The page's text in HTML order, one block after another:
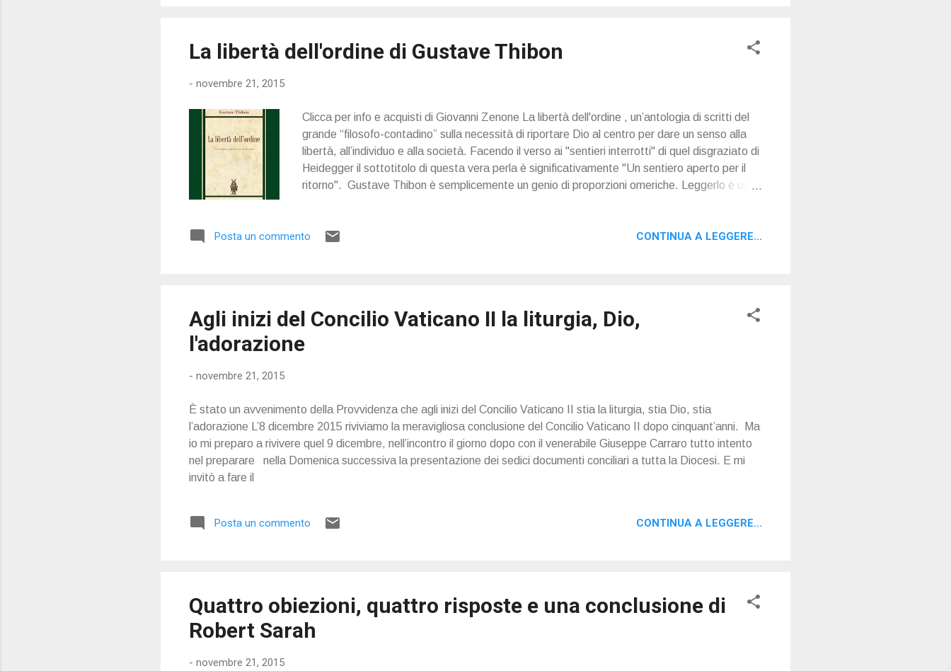
La libertà dell'ordine di Gustave Thibon
- novembre 21, 2015
Clicca per info e acquisti di Giovanni Zenone La libertà dell'ordine , un’antologia di scritti del
grande “filosofo-contadino” sulla necessità di riportare Dio al centro per dare un senso alla
libertà, all’individuo e alla società. Facendo il verso ai "sentieri interrotti" di quel disgraziato di
Heidegger il sottotitolo di questa vera perla è significativamente "Un sentiero aperto per il
ritorno". Gustave Thibon è semplicemente un genio di proporzioni omeriche. Leggerlo è un
smarrire nel flusso ossessivo di un presente che non finisce mai di stupirci per la bestialità che
Posta un commento CONTINUA A LEGGERE...
Agli inizi del Concilio Vaticano II la liturgia, Dio,
l'adorazione
- novembre 21, 2015
È stato un avvenimento della Provvidenza che agli inizi del Concilio Vaticano II stia la liturgia, stia Dio, stia
l’adorazione L’8 dicembre 2015 riviviamo la meravigliosa conclusione del Concilio Vaticano II dopo cinquant’anni. Ma
io mi preparo a rivivere quel 9 dicembre, nell’incontro il giorno dopo con il venerabile Giuseppe Carraro tutto intento
nel preparare nella Domenica successiva la presentazione dei sedici documenti conciliari a tutta la Diocesi. E mi
invitò a fare il
Posta un commento CONTINUA A LEGGERE...
Quattro obiezioni, quattro risposte e una conclusione di
Robert Sarah
- novembre 21, 2015